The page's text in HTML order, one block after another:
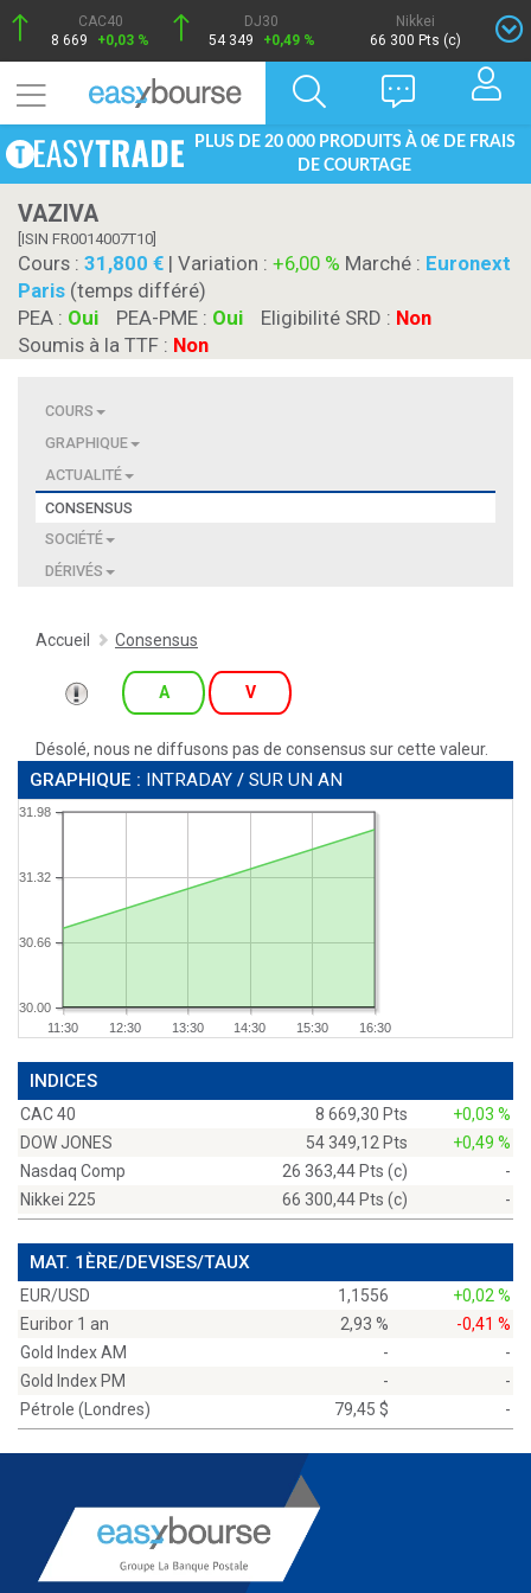
CAC40
8 669
+0,03 %
DJ30
54 349
+0,49 %
Nikkei
66 300 Pts (c)
PLUS DE 20 000 PRODUITS À 0€ DE FRAIS
DE COURTAGE
VAZIVA
[ISIN FR0014007T10]
Cours : 31,800 | Variation : +6,00 % Marché : Euronext
Paris (temps différé)
PEA : Oui PEA-PME : Oui Eligibilité SRD : Non
Soumis à la TTF : Non
COURS
GRAPHIQUE
ACTUALITÉ
CONSENSUS
SOCIÉTÉ
DÉRIVÉS
Accueil Consensus
A V
Désolé, nous ne diffusons pas de consensus sur cette valeur.
GRAPHIQUE : INTRADAY / SUR UN AN
11:30 12:30 13:30 14:30 15:30 16:30
30.00
30.66
31.32
31.98
INDICES
CAC 40 8 669,30 Pts
+0,03 %
DOW JONES
54 349,12 Pts
+0,49 %
Nasdaq Comp
26 363,44 Pts (c)
-
Nikkei 225
66 300,44 Pts (c) -
MAT. 1ÈRE/DEVISES/TAUX
EUR/USD 1,1556
+0,02 %
Euribor 1 an
2,93 %
-0,41 %
Gold Index AM
-
-
Gold Index PM
-
-
Pétrole (Londres)
79,45 $ -